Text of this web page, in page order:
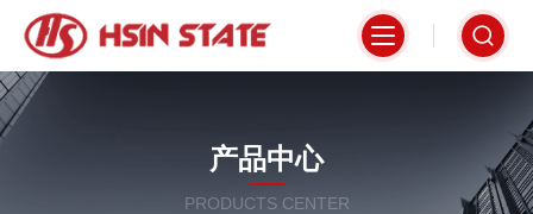
产品中心
PRODUCTS CENTER